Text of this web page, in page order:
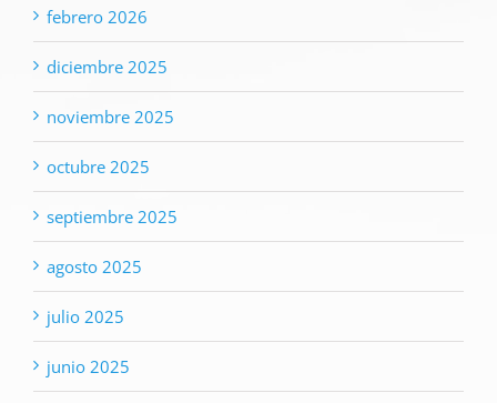
febrero 2026
diciembre 2025
noviembre 2025
octubre 2025
septiembre 2025
agosto 2025
julio 2025
junio 2025